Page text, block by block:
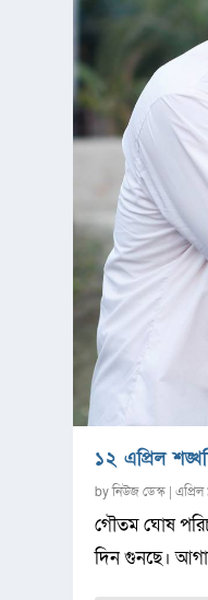
১২ এপ্রিল
byনিউজ ডেস্ক |
গৌতম ঘোষ
দিন গুনছে।